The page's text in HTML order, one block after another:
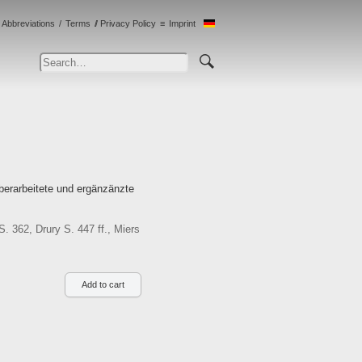
Abbreviations Terms Privacy Policy Imprint
und ergänzänzte
362, Drury S. 447 ff., Miers